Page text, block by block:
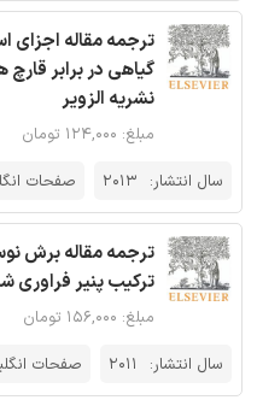
ترجمه مقاله اجزای
گیاهی در برابر
نشریه الزویر
مبلغ: ۱۲۴,۰۰۰ تومان
سال انتشار: 2013 صفحات
ترجمه مقاله برش
ترکیب پنیر فراوری
مبلغ: ۱۵۶,۰۰۰ تومان
سال انتشار:
2011 صفحات